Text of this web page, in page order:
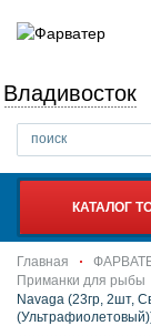
Владивосток
КАТАЛОГ
Главная
Приманки для рыбы
Navaga (23гр, 2шт,